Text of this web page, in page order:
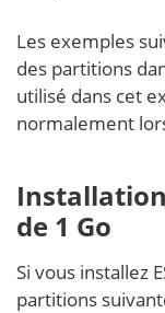
Les exemples
des partitions
utilisé dans cet
normalement
Installation
de 1 Go
Si vous installez
partitions